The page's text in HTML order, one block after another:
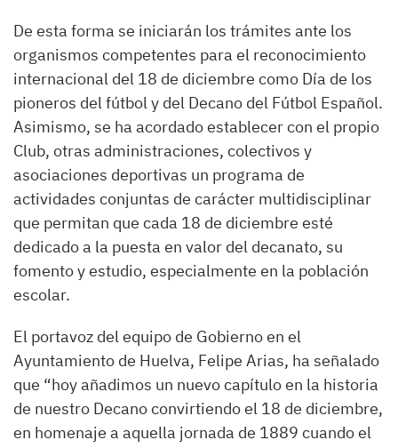
De esta forma se iniciarán los trámites ante los
organismos competentes para el reconocimiento
internacional del 18 de diciembre como Día de los
pioneros del fútbol y del Decano del Fútbol Español.
Asimismo, se ha acordado establecer con el propio
Club, otras administraciones, colectivos y
asociaciones deportivas un programa de
actividades conjuntas de carácter multidisciplinar
que permitan que cada 18 de diciembre esté
dedicado a la puesta en valor del decanato, su
fomento y estudio, especialmente en la población
escolar.
El portavoz del equipo de Gobierno en el
Ayuntamiento de Huelva, Felipe Arias, ha señalado
que “hoy añadimos un nuevo capítulo en la historia
de nuestro Decano convirtiendo el 18 de diciembre,
en homenaje a aquella jornada de 1889 cuando el